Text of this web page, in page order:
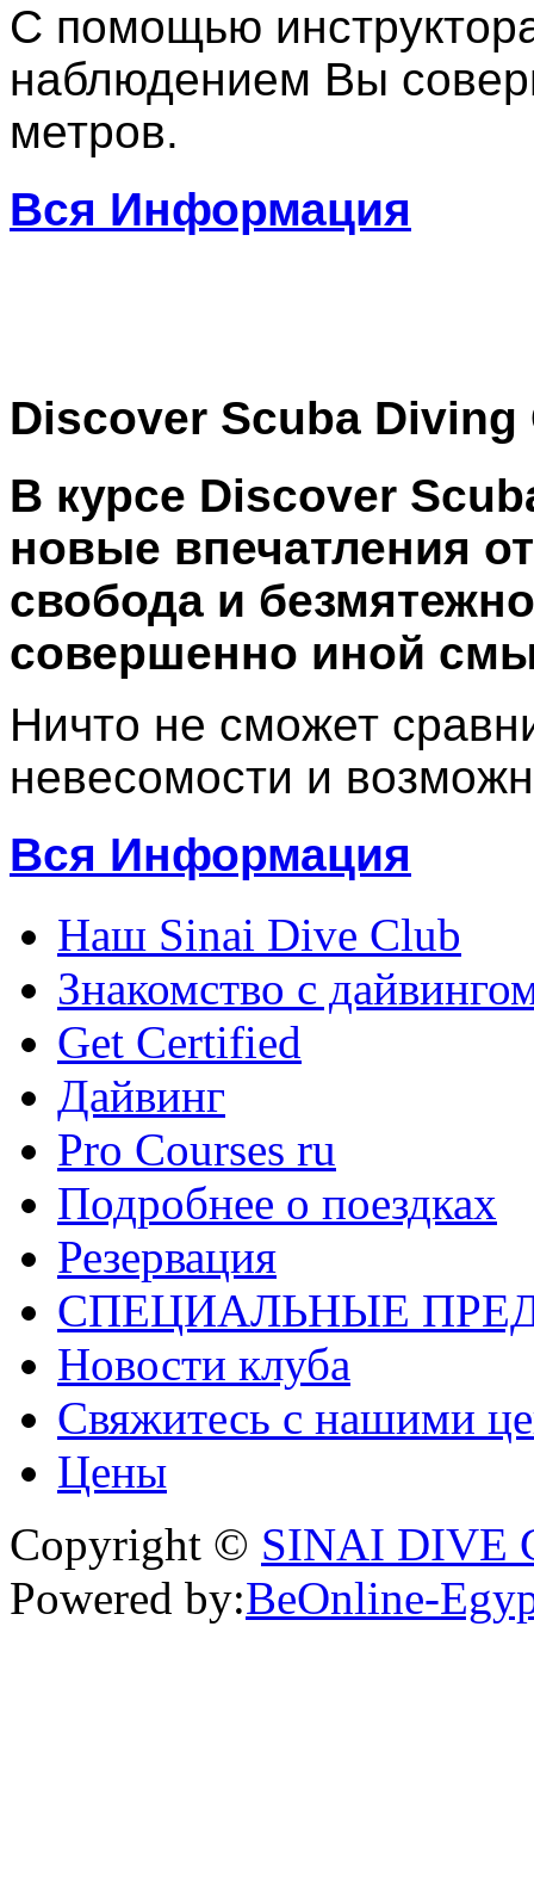
С помощью
наблюдением Вы
метров.
Вся Информация
Discover Scuba Diving
В курсе Discover
новые впечатления
свобода и
совершенно иной
Ничто не сможет
невесомости и
Вся Информация
Наш Sinai Dive Club
Знакомство с
Get Certified
Дайвинг
Pro Courses ru
Подробнее о поездках
Резервация
СПЕЦИАЛЬНЫЕ
Новости клуба
Свяжитесь с нашими
Цены
Copyright © SINAI DIVE
Powered by:BeOnline-